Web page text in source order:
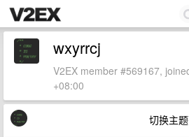
wxyrrcj
V2EX member #569167,
+08:00
切换主